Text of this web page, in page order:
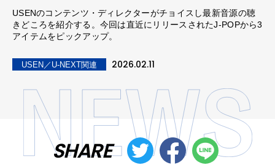
USENのコンテンツ・ディレクターがチョイスし最新音源の聴
きどころを紹介する。今回は直近にリリースされたJ-POPから3
アイテムをピックアップ。
USEN／U-NEXT関連 2026.02.11
SHARE